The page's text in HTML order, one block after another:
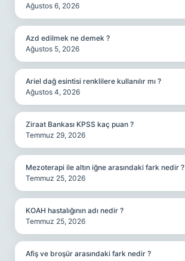
Ağustos 6, 2026
Azd edilmek ne demek ?
Ağustos 5, 2026
Ariel dağ esintisi renklilere kullanılır mı ?
Ağustos 4, 2026
Ziraat Bankası KPSS kaç puan ?
Temmuz 29, 2026
Mezoterapi ile altın iğne arasındaki fark nedir ?
Temmuz 25, 2026
KOAH hastalığının adı nedir ?
Temmuz 25, 2026
Afiş ve broşür arasındaki fark nedir ?